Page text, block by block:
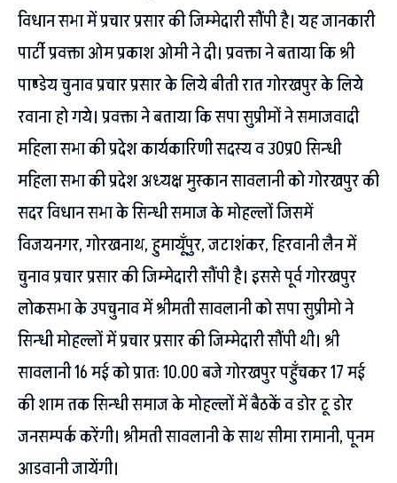
विधान सभा में प्रचार प्रसार की जिम्मेदारी सौंपी है। यह जानकारी
पार्टी प्रवक्ता ओम प्रकाश ओमी ने दी। प्रवक्ता ने बताया कि श्री
पाण्डेय चुनाव प्रचार प्रसार के लिये बीती रात गोरखपुर के लिये
रवाना हो गये। प्रवक्ता ने बताया कि सपा सुप्रीमों ने समाजवादी
महिला सभा की प्रदेश कार्यकारिणी सदस्य व उ0प्र0 सिन्धी
महिला सभा की प्रदेश अध्यक्ष मुस्कान सावलानी को गोरखपुर की
सदर विधान सभा के सिन्धी समाज के मोहल्लों जिसमें
विजयनगर, गोरखनाथ, हुमायूॅंपुर, जटाशंकर, हिरवानी लैन में
चुनाव प्रचार प्रसार की जिम्मेदारी सौंपी है। इससे पूर्व गोरखपुर
लोकसभा के उपचुनाव में श्रीमती सावलानी को सपा सुप्रीमो ने
सिन्धी मोहल्लों में प्रचार प्रसार की जिम्मेदारी सौंपी थी। श्री
सावलानी 16 मई को प्रातः 10.00 बजे गोरखपुर पहुॅंचकर 17 मई
की शाम तक सिन्धी समाज के मोहल्लों में बैठकें व डोर टू डोर
जनसम्पर्क करेंगी। श्रीमती सावलानी के साथ सीमा रामानी, पूनम
आडवानी जायेंगी।